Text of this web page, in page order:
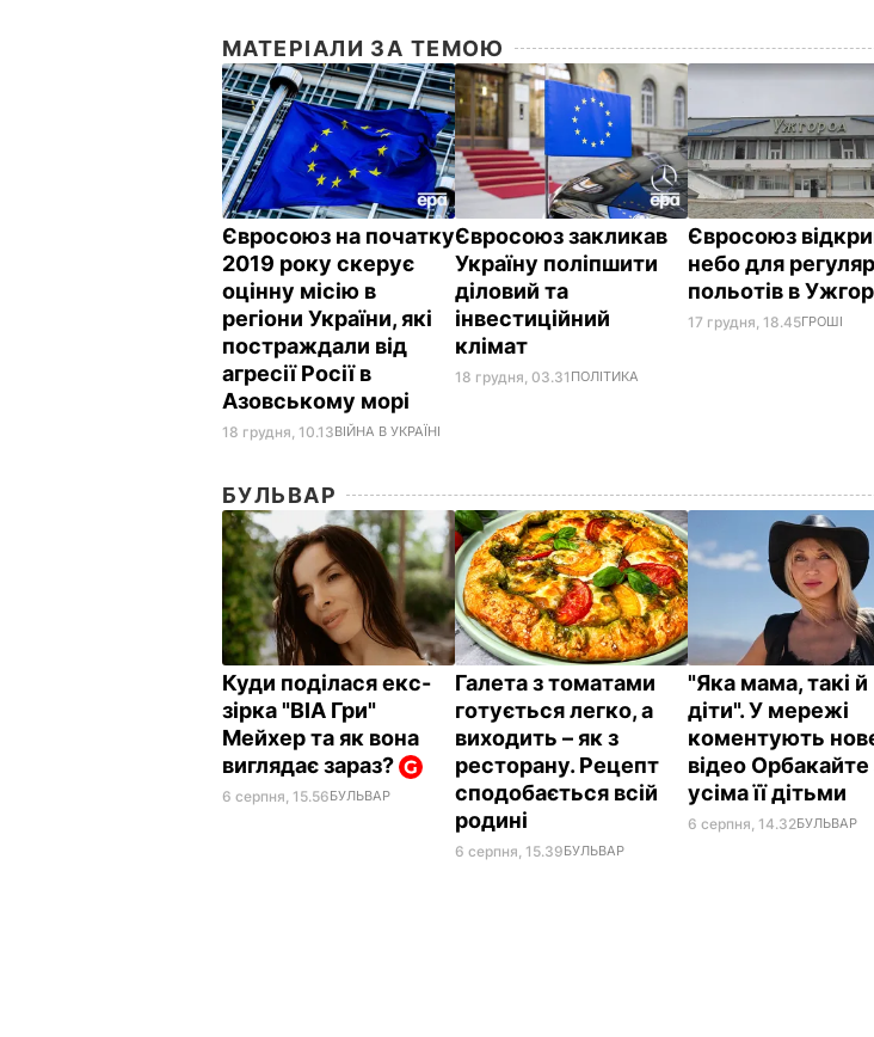
МАТЕРІАЛИ ЗА ТЕМОЮ
Євросоюз на початку
2019 року скерує
оцінну місію в
регіони України, які
постраждали від
агресії Росії в
Азовському морі
18 грудня, 10.13ВІЙНА В УКРАЇНІ
Євросоюз закликав
Україну поліпшити
діловий та
інвестиційний
клімат
18 грудня, 03.31 ПОЛІТИКА
Євросоюз
небо для
польотів в
17 грудня, 18.45ГРОШІ
БУЛЬВАР
Куди поділася екс-
зірка "ВІА Гри"
Мейхер та як вона
виглядає зараз?
6 серпня, 15.56БУЛЬВАР
Галета з томатами
готується легко, а
виходить – як з
ресторану. Рецепт
сподобається всій
родині
6 серпня, 15.39БУЛЬВАР
"Яка мама, такі й
діти". У мережі
коментують
відео Орбакайте
усіма її дітьми
6 серпня, 14.32БУЛЬВАР